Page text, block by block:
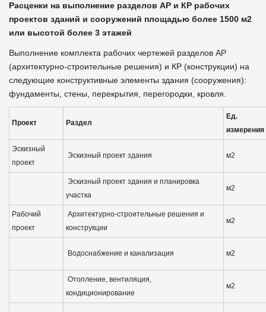
Расценки на выполнение разделов АР и КР рабочих
проектов зданий и сооружений площадью более 1500 м2
или высотой более 3 этажей
Выполнение комплекта рабочих чертежей разделов АР
(архитектурно-строительные решения) и КР (конструкции) на
следующие конструктивные элементы здания (сооружения):
фундаменты, стены, перекрытия, перегородки, кровля.
Проект Раздел
Ед.
измерения
Эскизный
проект
Эскизный проект здания м2
Эскизный проект здания и планировка
участка
м2
Рабочий
проект
Архитектурно-строительные решения и
конструкции
м2
Водоснабжение и канализация м2
Отопление, вентиляция,
кондиционирование
м2